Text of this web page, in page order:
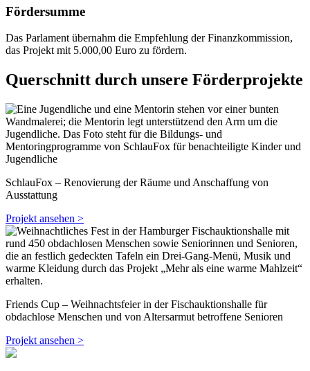
Fördersumme
Das Parlament übernahm die Empfehlung der Finanzkommission,
das Projekt mit 5.000,00 Euro zu fördern.
Querschnitt durch unsere Förderprojekte
SchlauFox – Renovierung der Räume und Anschaffung von
Ausstattung
Projekt ansehen >
Friends Cup – Weihnachtsfeier in der Fischauktionshalle für
obdachlose Menschen und von Altersarmut betroffene Senioren
Projekt ansehen >